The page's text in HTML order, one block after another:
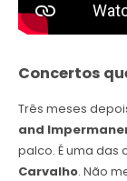
Concertos
Três meses
and
palco. É uma das
Carvalho. Não